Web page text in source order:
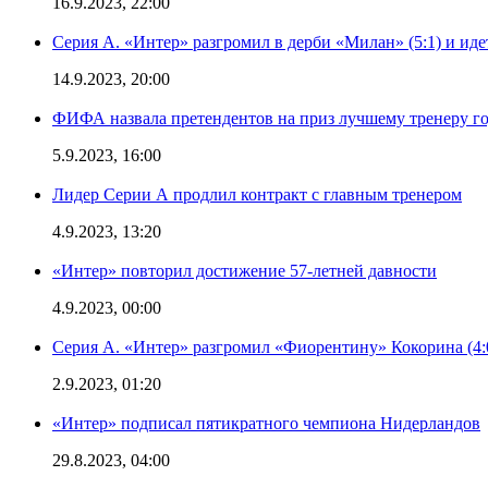
Серия А. «Интер» разгромил в дерби «Милан» (5:1) и
14.9.2023, 20:00
ФИФА назвала претендентов на приз лучшему тренеру
5.9.2023, 16:00
Лидер Серии А продлил контракт с главным тренером
4.9.2023, 13:20
«Интер» повторил достижение 57-летней давности
4.9.2023, 00:00
Серия А. «Интер» разгромил «Фиорентину» Кокорина
2.9.2023, 01:20
«Интер» подписал пятикратного чемпиона Нидерландов
29.8.2023, 04:00